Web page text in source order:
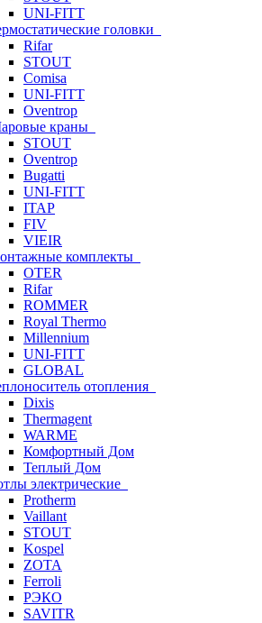
UNI-FITT
головки
Rifar
STOUT
Comisa
UNI-FITT
Oventrop
краны
STOUT
Oventrop
Bugatti
UNI-FITT
ITAP
FIV
VIEIR
комплекты
OTER
Rifar
ROMMER
Royal Thermo
Millennium
UNI-FITT
GLOBAL
отопления
Dixis
Thermagent
WARME
Комфортный Дом
Теплый Дом
электрические
Protherm
Vaillant
STOUT
Kospel
ZOTA
Ferroli
РЭКО
SAVITR